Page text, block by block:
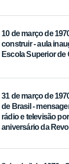
10 de março de
construir - aula
Escola Superior de
31 de março de
de Brasil -
rádio e televisão
aniversário da